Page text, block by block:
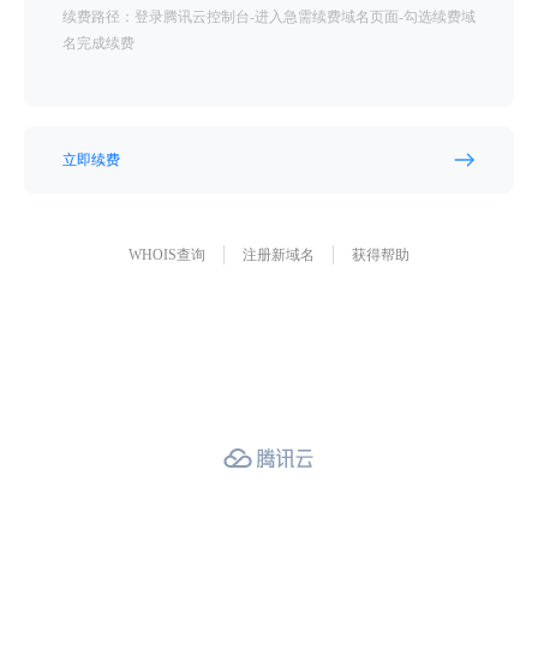
续费路径：登录腾讯云控制台-进入急需续费域名页面-勾选续费域
名完成续费
立即续费
WHOIS查询 注册新域名 获得帮助